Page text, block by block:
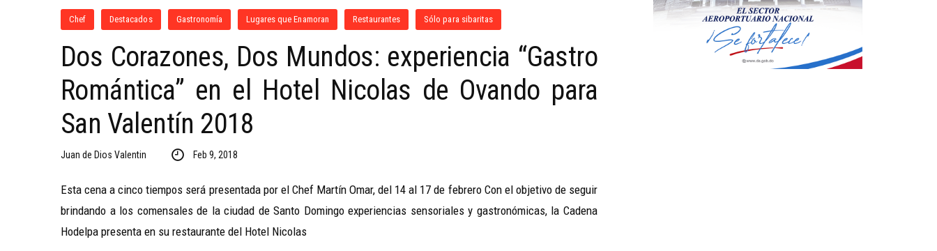
Chef Destacados Gastronomía Lugares que Enamoran Restaurantes Sólo para sibaritas
Dos Corazones, Dos Mundos: experiencia “Gastro
Romántica” en el Hotel Nicolas de Ovando para
San Valentín 2018
Juan de Dios Valentin Feb 9, 2018
Esta cena a cinco tiempos será presentada por el Chef Martín Omar, del 14 al 17 de febrero Con el objetivo de seguir
brindando a los comensales de la ciudad de Santo Domingo experiencias sensoriales y gastronómicas, la Cadena
Hodelpa presenta en su restaurante del Hotel Nicolas